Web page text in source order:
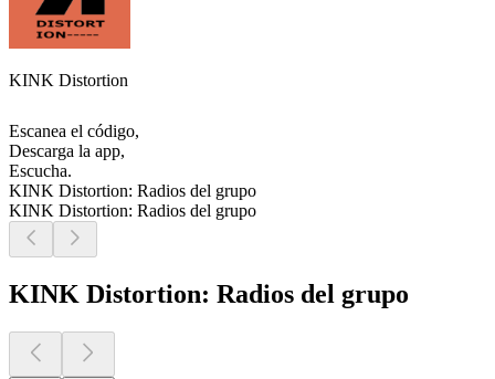
KINK Distortion
Escanea el código,
Descarga la app,
Escucha.
KINK Distortion: Radios del grupo
KINK Distortion: Radios del grupo
KINK Distortion: Radios del grupo